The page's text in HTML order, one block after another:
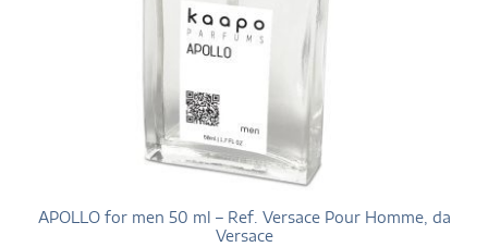
APOLLO for men 50 ml – Ref. Versace Pour Homme, da
Versace